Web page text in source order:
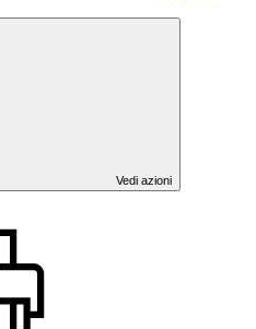
Vedi azioni